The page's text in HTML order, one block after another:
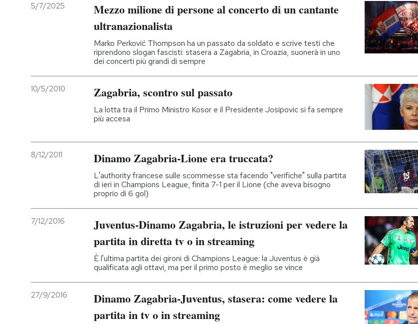
5/7/2025
Mezzo milione di persone al concerto di un cantante
ultranazionalista
Marko Perković Thompson ha un passato da soldato e scrive testi che
riprendono slogan fascisti: stasera a Zagabria, in Croazia, suonerà in uno
dei concerti più grandi di sempre
10/5/2010 Zagabria, scontro sul passato
La lotta tra il Primo Ministro Kosor e il Presidente Josipovic si fa sempre
più accesa
8/12/2011 Dinamo Zagabria-Lione era truccata?
L'authority francese sulle scommesse sta facendo "verifiche" sulla partita
di ieri in Champions League, finita 7-1 per il Lione (che aveva bisogno
proprio di 6 gol)
7/12/2016
Juventus-Dinamo Zagabria, le istruzioni per vedere la
partita in diretta tv o in streaming
È l'ultima partita dei gironi di Champions League: la Juventus è già
qualificata agli ottavi, ma per il primo posto è meglio se vince
27/9/2016
Dinamo Zagabria-Juventus, stasera: come vedere la
partita in tv o in streaming